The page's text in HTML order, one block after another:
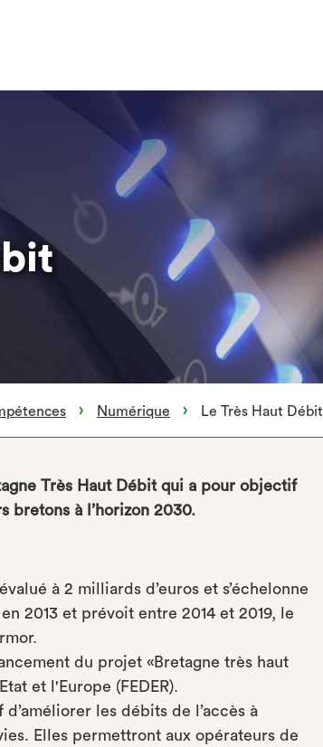
Numérique Le Très Haut Débit
Très Haut Débit qui a pour objectif
bretons à l’horizon 2030.
à 2 milliards d’euros et s’échelonne
2013 et prévoit entre 2014 et 2019, le
du projet «Bretagne très haut
et l'Europe (FEDER).
les débits de l’accès à
Elles permettront aux opérateurs de